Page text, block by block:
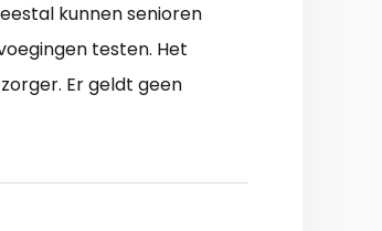
kunnen senioren
testen. Het
Er geldt geen